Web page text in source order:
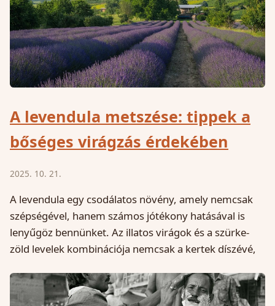
A levendula metszése: tippek a
bőséges virágzás érdekében
2025. 10. 21.
A levendula egy csodálatos növény, amely nemcsak
szépségével, hanem számos jótékony hatásával is
lenyűgöz bennünket. Az illatos virágok és a szürke-
zöld levelek kombinációja nemcsak a kertek díszévé,